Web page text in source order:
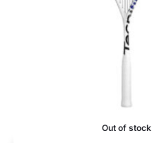
Out of stock